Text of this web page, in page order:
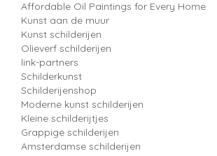
Affordable Oil Paintings for Every Home
Kunst aan de muur
Kunst schilderijen
Olieverf schilderijen
link-partners
Schilderkunst
Schilderijenshop
Moderne kunst schilderijen
Kleine schilderijtjes
Grappige schilderijen
Amsterdamse schilderijen